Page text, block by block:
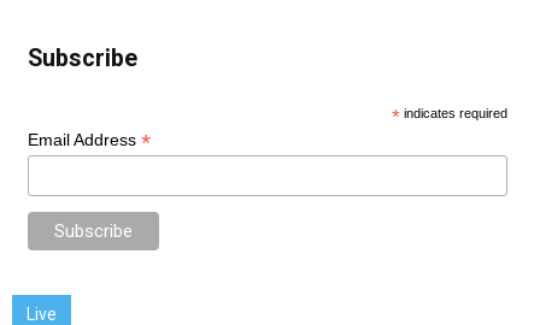
Subscribe
* indicates required
Email Address *
Live